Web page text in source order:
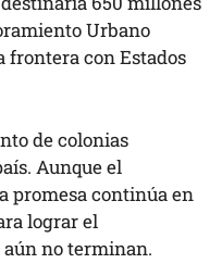
Urbano
frontera con Estados
de colonias
Aunque el
promesa continúa en
lograr el
no terminan.